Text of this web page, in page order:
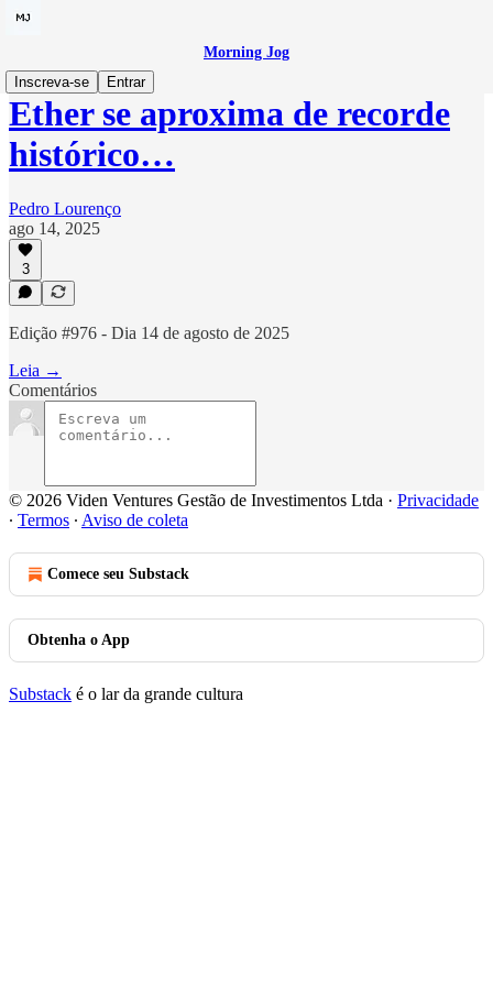
Morning Jog
Inscreva-se
Entrar
Ether se aproxima de recorde
histórico…
Pedro Lourenço
ago 14, 2025
3
Edição #976 - Dia 14 de agosto de 2025
Leia →
Comentários
© 2026 Viden Ventures Gestão de Investimentos Ltda · Privacidade
∙ Termos ∙ Aviso de coleta
Comece seu Substack
Obtenha o App
Substack é o lar da grande cultura